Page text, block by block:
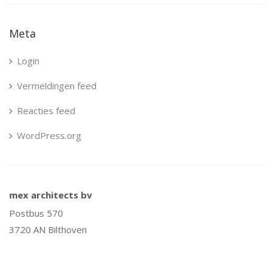
Meta
Login
Vermeldingen feed
Reacties feed
WordPress.org
mex architects bv
Postbus 570
3720 AN Bilthoven